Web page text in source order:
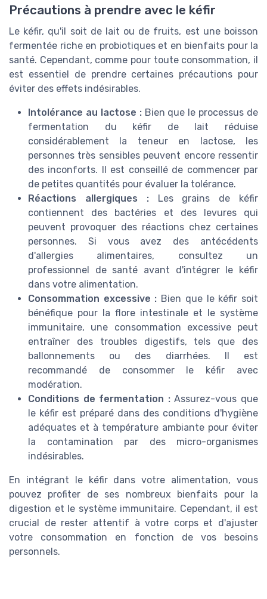
Précautions à prendre avec le kéfir
Le kéfir, qu'il soit de lait ou de fruits, est une boisson
fermentée riche en probiotiques et en bienfaits pour la
santé. Cependant, comme pour toute consommation, il
est essentiel de prendre certaines précautions pour
éviter des effets indésirables.
Intolérance au lactose :Bien que le processus de
fermentation du kéfir de lait réduise
considérablement la teneur en lactose, les
personnes très sensibles peuvent encore ressentir
des inconforts. Il est conseillé de commencer par
de petites quantités pour évaluer la tolérance.
Réactions allergiques :Les grains de kéfir
contiennent des bactéries et des levures qui
peuvent provoquer des réactions chez certaines
personnes. Si vous avez des antécédents
d'allergies alimentaires, consultez un
professionnel de santé avant d'intégrer le kéfir
dans votre alimentation.
Consommation excessive : Bien que le kéfir soit
bénéfique pour la flore intestinale et le système
immunitaire, une consommation excessive peut
entraîner des troubles digestifs, tels que des
ballonnements ou des diarrhées. Il est
recommandé de consommer le kéfir avec
modération.
Conditions de fermentation :Assurez-vous que
le kéfir est préparé dans des conditions d'hygiène
adéquates et à température ambiante pour éviter
la contamination par des micro-organismes
indésirables.
En intégrant le kéfir dans votre alimentation, vous
pouvez profiter de ses nombreux bienfaits pour la
digestion et le système immunitaire. Cependant, il est
crucial de rester attentif à votre corps et d'ajuster
votre consommation en fonction de vos besoins
personnels.